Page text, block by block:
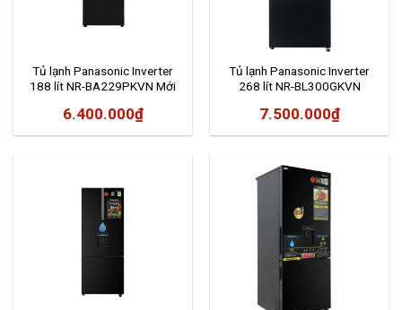
Tủ lạnh Panasonic Inverter
188 lít NR-BA229PKVN Mới
6.400.000₫
Tủ lạnh Panasonic Inverter
268 lít NR-BL300GKVN
7.500.000₫